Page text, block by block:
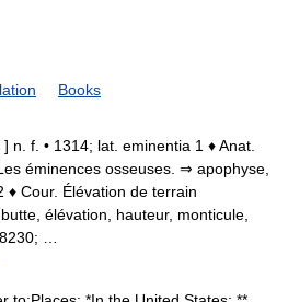
Books
n. f. • 1314; lat. eminentia 1 ♦ Anat.
éminences osseuses. ⇒ apophyse,
♦ Cour. Élévation de terrain
élévation, hauteur, monticule,
…